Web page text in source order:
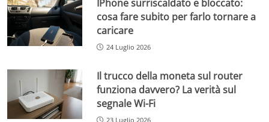
IPhone surriscaldato e bloccato:
cosa fare subito per farlo tornare a
caricare
24 Luglio 2026
Il trucco della moneta sul router
funziona davvero? La verità sul
segnale Wi-Fi
23 Luglio 2026